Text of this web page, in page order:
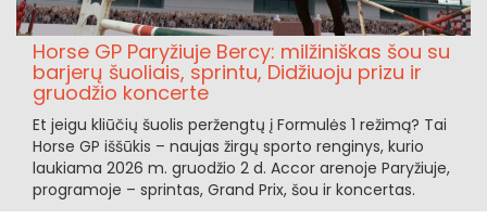
Horse GP Paryžiuje Bercy: milžiniškas šou su
barjerų šuoliais, sprintu, Didžiuoju prizu ir
gruodžio koncerte
Et jeigu kliūčių šuolis peržengtų į Formulės 1 režimą? Tai
Horse GP iššūkis – naujas žirgų sporto renginys, kurio
laukiama 2026 m. gruodžio 2 d. Accor arenoje Paryžiuje,
programoje – sprintas, Grand Prix, šou ir koncertas.